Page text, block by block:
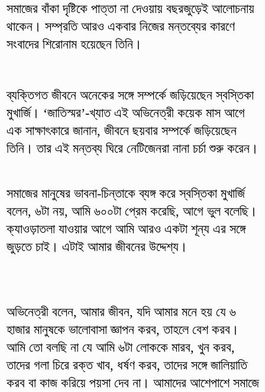
সমাজের বাঁকা দৃষ্টিকে পাত্তা না দেওয়ায় বছরজুড়েই আলোচনায়
থাকেন। সম্প্রতি আরও একবার নিজের মন্তব্যের কারণে
সংবাদের শিরোনাম হয়েছেন তিনি।
ব্যক্তিগত জীবনে অনেকের সঙ্গে সম্পর্কে জড়িয়েছেন স্বস্তিকা
মুখার্জি। ‘জাতিস্মর’-খ্যাত এই অভিনেত্রী কয়েক মাস আগে
এক সাক্ষাৎকারে জানান, জীবনে ছয়বার সম্পর্কে জড়িয়েছেন
তিনি। তার এই মন্তব্য ঘিরে নেটিজেনরা নানা চর্চা শুরু করেন।
সমাজের মানুষের ভাবনা-চিন্তাকে ব্যঙ্গ করে স্বস্তিকা মুখার্জি
বলেন, ৬টা নয়, আমি ৬০০টা প্রেম করেছি, আগে ভুল বলেছি।
ক্যাওড়াতলা যাওয়ার আগে আমি আরও একটা শূন্য এর সঙ্গে
জুড়তে চাই। এটাই আমার জীবনের উদ্দেশ্য।
অভিনেত্রী বলেন, আমার জীবন, যদি আমার মনে হয় যে ৬
হাজার মানুষকে ভালোবাসা জ্ঞাপন করব, তাহলে বেশ করব।
আমি তো বলছি না যে আমি ৬টা লোককে মারব, খুন করব,
তাদের গলা চিরে রক্ত খাব, ধর্ষণ করব, তাদের সঙ্গে জালিয়াতি
করব বা কাজ করিয়ে পয়সা দেব না। আমাদের আশেপাশে সমাজে